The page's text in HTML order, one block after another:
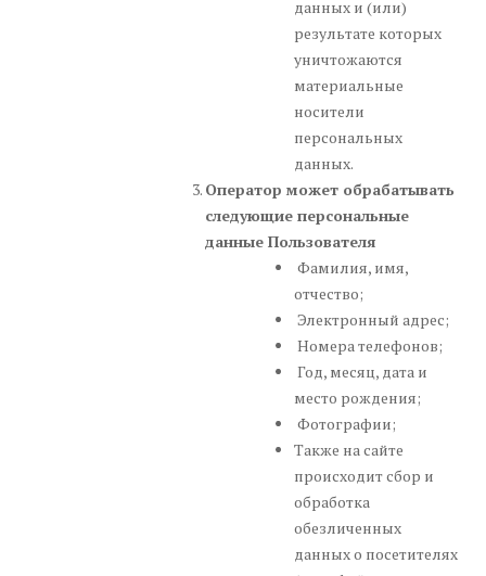
данных и (или)
результате которых
уничтожаются
материальные
носители
персональных
данных.
Оператор может обрабатывать
следующие персональные
данные Пользователя
Фамилия, имя,
отчество;
Электронный адрес;
Номера телефонов;
Год, месяц, дата и
место рождения;
Фотографии;
Также на сайте
происходит сбор и
обработка
обезличенных
данных о посетителях